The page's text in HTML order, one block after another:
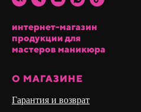
интернет-магазин
продукции для
мастеров маникюра
О МАГАЗИНЕ
Гарантия и возврат